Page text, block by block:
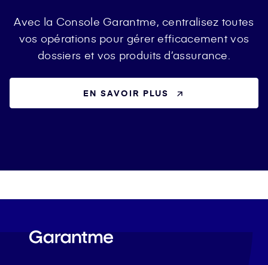
Avec la Console Garantme, centralisez toutes
vos opérations pour gérer efficacement vos
dossiers et vos produits d’assurance.
EN SAVOIR PLUS